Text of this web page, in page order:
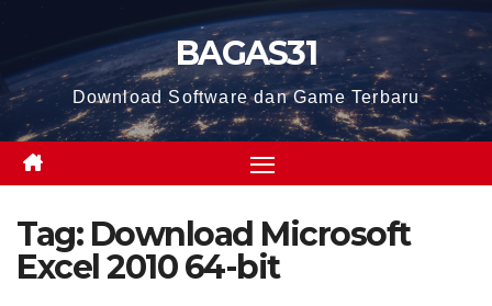
content
BAGAS31
Download Software dan Game Terbaru
Tag: Download Microsoft
Excel 2010 64-bit